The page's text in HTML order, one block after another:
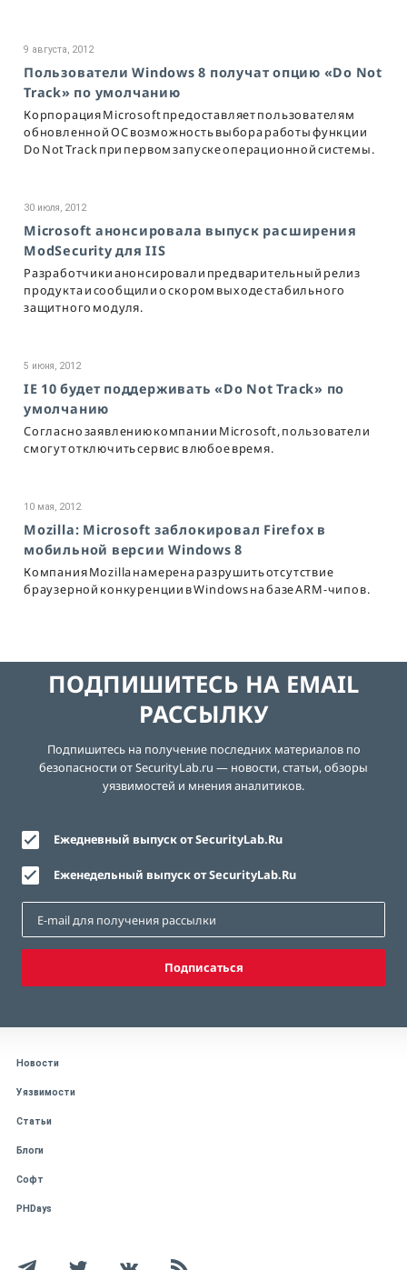
9 августа, 2012
Пользователи Windows 8 получат опцию «Do Not
Track» по умолчанию
Корпорация Microsoft предоставляет пользователям
обновленной ОС возможность выбора работы функции
Do Not Track при первом запуске операционной системы.
30 июля, 2012
Microsoft анонсировала выпуск расширения
ModSecurity для IIS
Разработчики анонсировали предварительный релиз
продукта и сообщили о скором выходе стабильного
защитного модуля.
5 июня, 2012
IE 10 будет поддерживать «Do Not Track» по
умолчанию
Согласно заявлению компании Microsoft, пользователи
смогут отключить сервис в любое время.
10 мая, 2012
Mozilla: Microsoft заблокировал Firefox в
мобильной версии Windows 8
Компания Mozilla намерена разрушить отсутствие
браузерной конкуренции в Windows на базе ARM-чипов.
ПОДПИШИТЕСЬ НА EMAIL
РАССЫЛКУ
Подпишитесь на получение последних материалов по
безопасности от SecurityLab.ru — новости, статьи, обзоры
уязвимостей и мнения аналитиков.
Ежедневный выпуск от SecurityLab.Ru
Еженедельный выпуск от SecurityLab.Ru
Подписаться
Новости
Уязвимости
Статьи
Блоги
Софт
PHDays